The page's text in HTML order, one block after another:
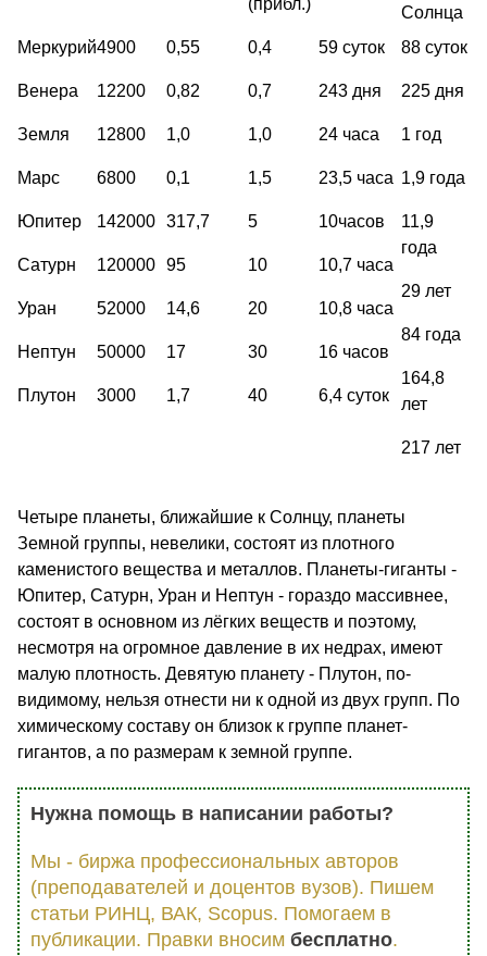
Солнца
Меркурий
Венера
Земля
Марс
Юпитер
Сатурн
Уран
Нептун
Плутон
4900
12200
12800
6800
142000
120000
52000
50000
3000
0,55
0,82
1,0
0,1
317,7
95
14,6
17
1,7
0,4
0,7
1,0
1,5
5
10
20
30
40
59 суток
243 дня
24 часа
23,5 часа
10часов
10,7 часа
10,8 часа
16 часов
6,4 суток
88 суток
225 дня
1 год
1,9 года
11,9
года
29 лет
84 года
164,8
лет
217 лет
Четыре планеты, ближайшие к Солнцу, планеты
Земной группы, невелики, состоят из плотного
каменистого вещества и металлов. Планеты-гиганты -
Юпитер, Сатурн, Уран и Нептун - гораздо массивнее,
состоят в основном из лёгких веществ и поэтому,
несмотря на огромное давление в их недрах, имеют
малую плотность. Девятую планету - Плутон, по-
видимому, нельзя отнести ни к одной из двух групп. По
химическому составу он близок к группе планет-
гигантов, а по размерам к земной группе.
Нужна помощь в написании работы?
Мы - биржа профессиональных авторов
(преподавателей и доцентов вузов). Пишем
статьи РИНЦ, ВАК, Scopus. Помогаем в
публикации. Правки вносим бесплатно.